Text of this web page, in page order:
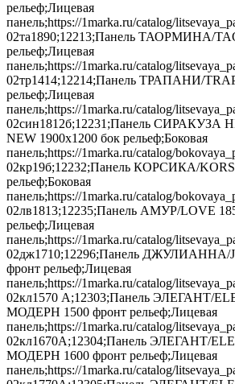
рельеф;Лицевая
панель;https://1marka.ru/catalog/
02та1890;12213;Панель ТАОРМИНА/
рельеф;Лицевая
панель;https://1marka.ru/catalog/
02тр1414;12214;Панель ТРАПАНИ/
рельеф;Лицевая
панель;https://1marka.ru/catalog/
02син1812б;12231;Панель СИРАКУЗА
NEW 1900х1200 бок рельеф;Боковая
панель;https://1marka.ru/catalog/
02кр19б;12232;Панель КОРСИКА/
рельеф;Боковая
панель;https://1marka.ru/catalog/
02лв1813;12235;Панель АМУР/LOVE
рельеф;Лицевая
панель;https://1marka.ru/catalog/
02дж1710;12296;Панель ДЖУЛИАННА/
фронт рельеф;Лицевая
панель;https://1marka.ru/catalog/
02кл1570 А;12303;Панель ЭЛЕГАНТ/
МОДЕРН 1500 фронт рельеф;Лицевая
панель;https://1marka.ru/catalog/
02кл1670А;12304;Панель ЭЛЕГАНТ/
МОДЕРН 1600 фронт рельеф;Лицевая
панель;https://1marka.ru/catalog/